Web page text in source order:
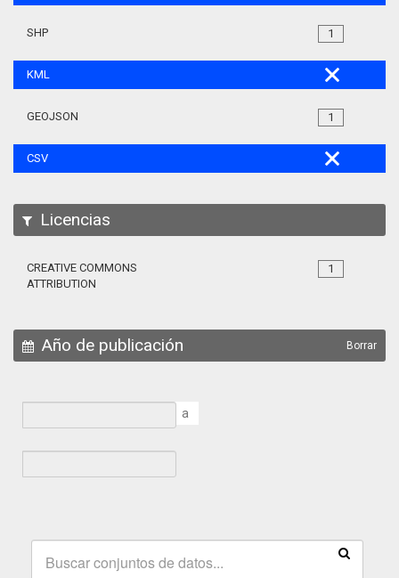
1
SHP
KML
1
GEOJSON
CSV
Licencias
1
CREATIVE COMMONS
ATTRIBUTION
Año de publicación Borrar
a